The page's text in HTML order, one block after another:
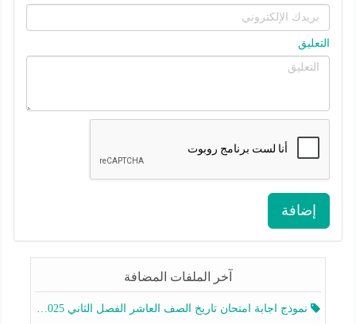
التعليق
إضافة
آخر الملفات المضافة
نموذج اجابة امتحان تاريخ الصف العاشر الفصل الثاني 2025-2026